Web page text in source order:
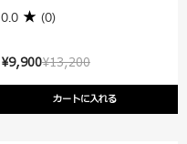
¥13,200
¥9,900
カートに入れる
0.0 (0)